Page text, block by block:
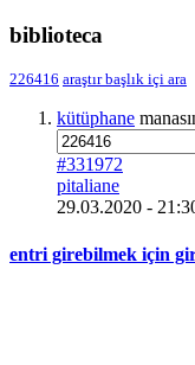
biblioteca
226416 araştırbaşlık içi ara
kütüphane
#331972
pitaliane
29.03.2020 -
entri girebilmek için